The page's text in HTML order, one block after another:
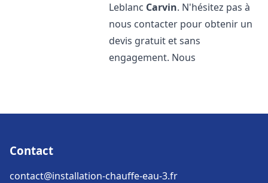
Leblanc Carvin. N'hésitez pas à
nous contacter pour obtenir un
devis gratuit et sans
engagement. Nous
Contact
contact@installation-chauffe-eau-3.fr